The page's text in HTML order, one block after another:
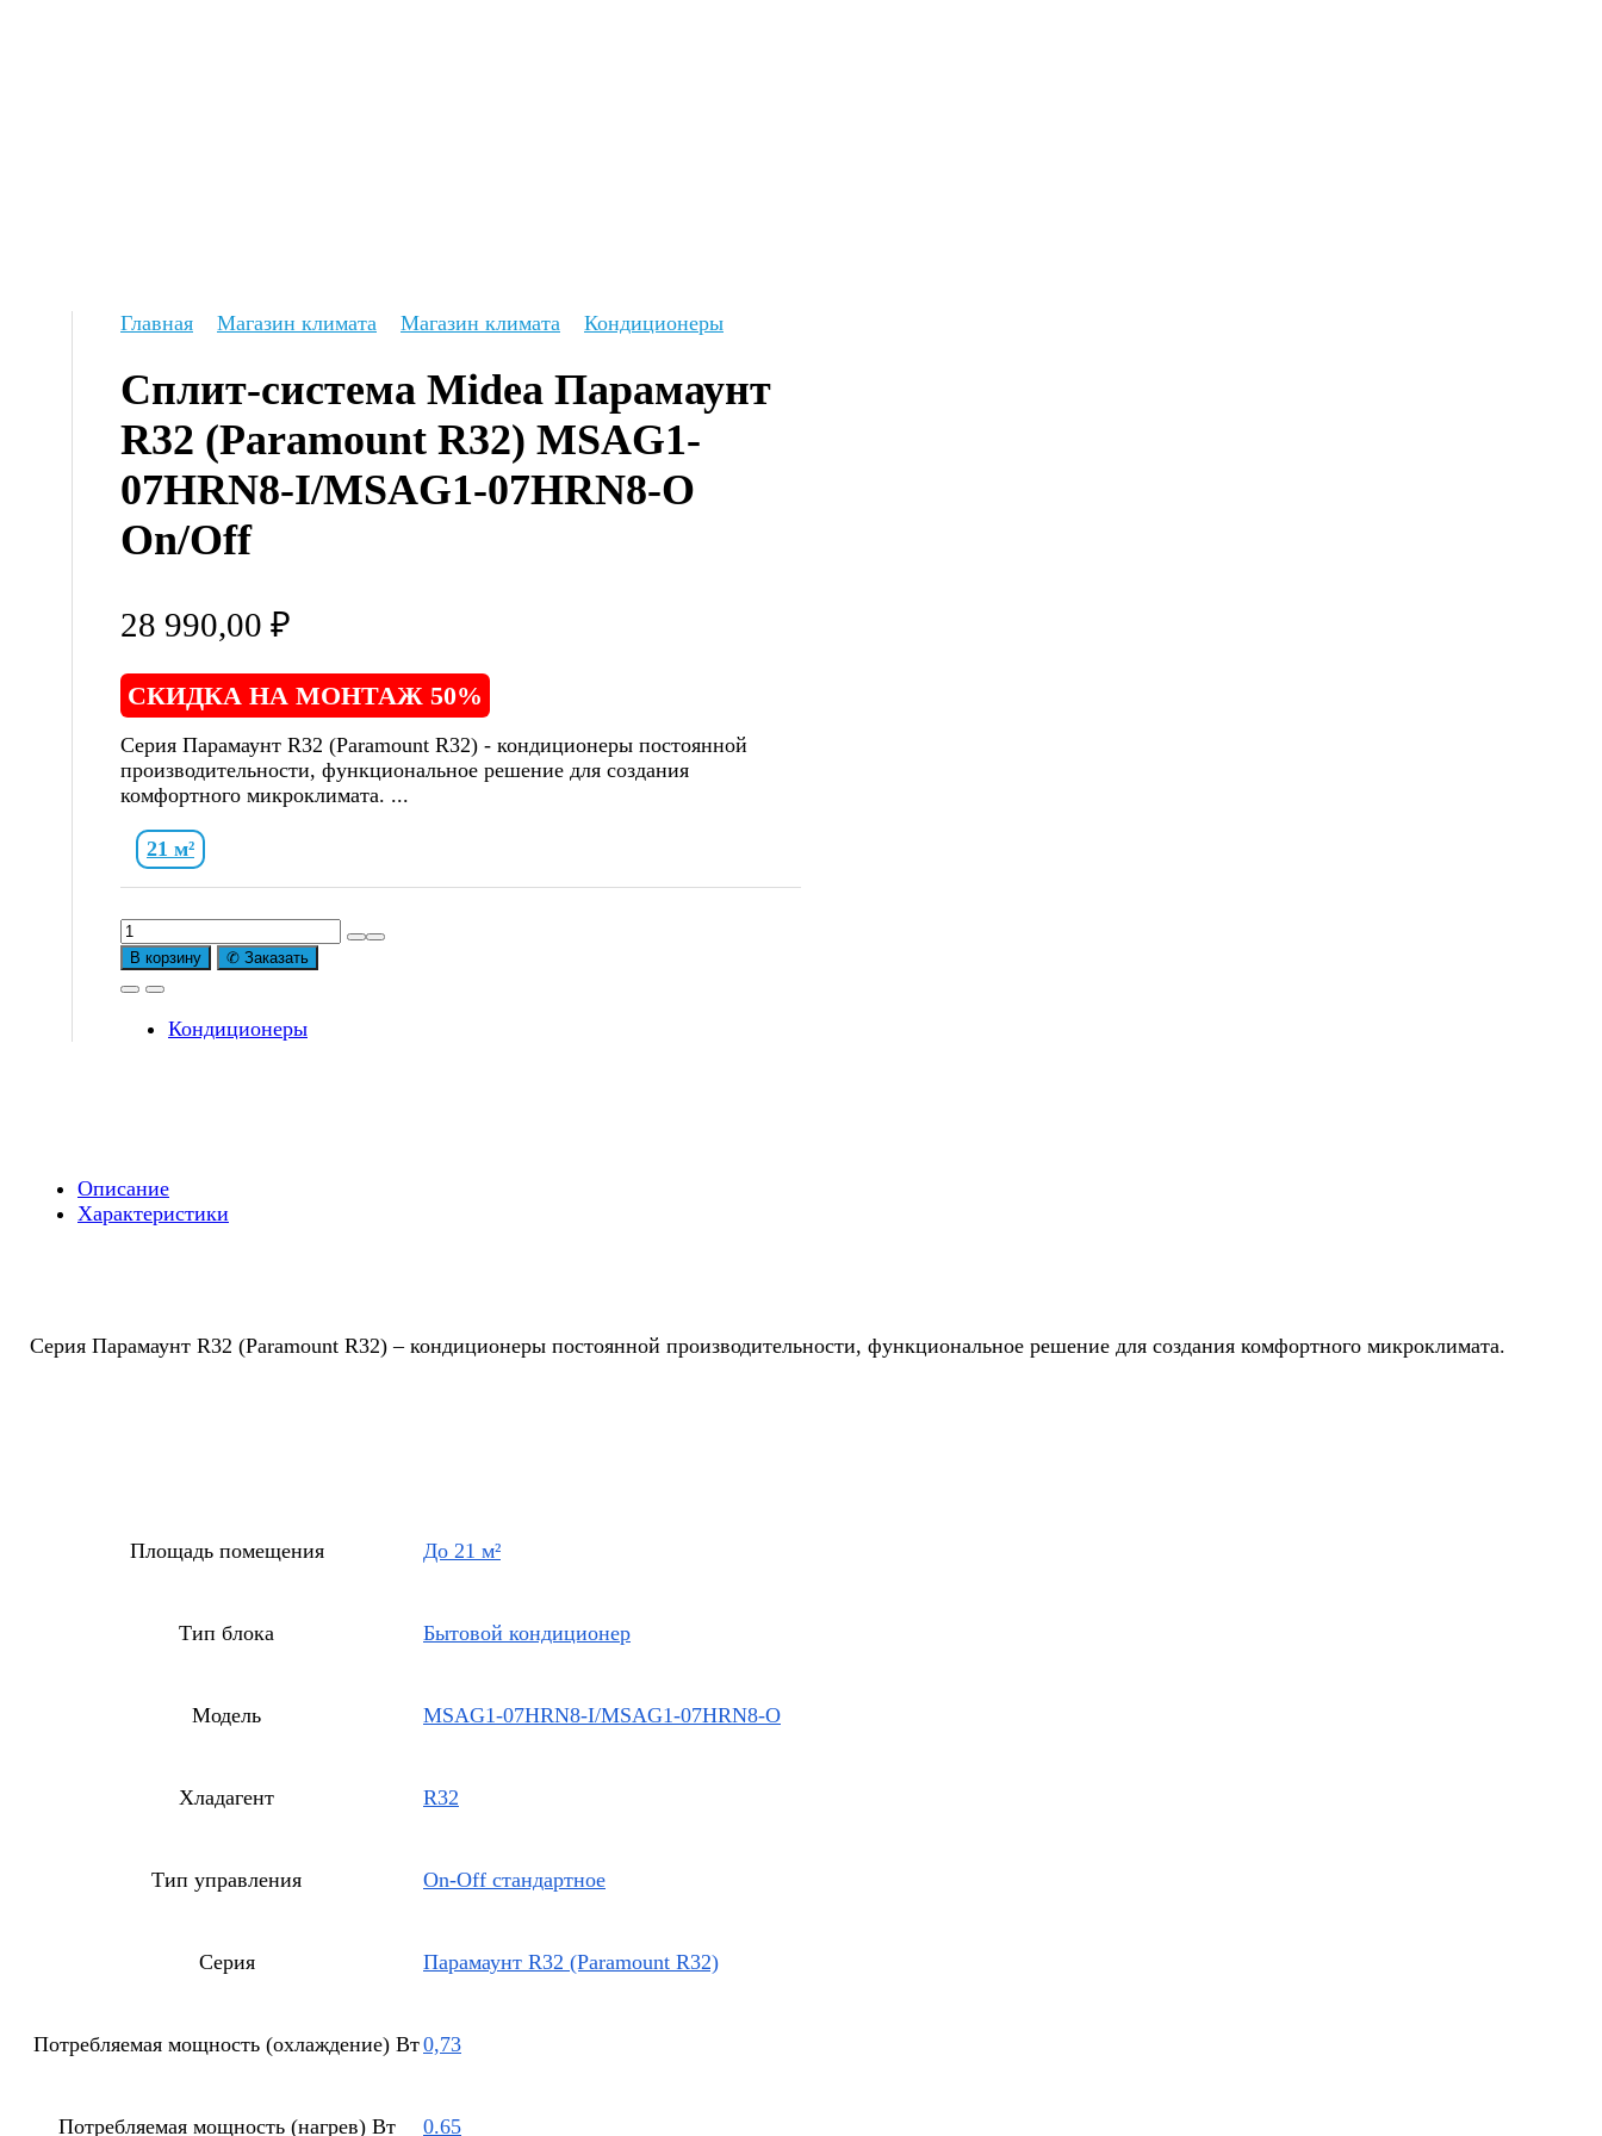
Главная Магазин климата Магазин климата Кондиционеры
Сплит-система Midea Парамаунт
R32 (Paramount R32) MSAG1-
07HRN8-I/MSAG1-07HRN8-O
On/Off
28 990,00 ₽
СКИДКА НА МОНТАЖ 50%
Серия Парамаунт R32 (Paramount R32) - кондиционеры постоянной
производительности, функциональное решение для создания
комфортного микроклимата. ...
21 м²
Количество
товара
Сплит-
Midea
I/MSAG1-
07HRN8-
В корзину ✆ Заказать
Кондиционеры
Описание
Характеристики
Серия Парамаунт R32 (Paramount R32) – кондиционеры постоянной производительности, функциональное решение для создания комфортного микроклимата.
Площадь помещения До 21 м²
Тип блока Бытовой кондиционер
Модель MSAG1-07HRN8-I/MSAG1-07HRN8-O
Хладагент R32
Тип управления On-Off стандартное
Серия Парамаунт R32 (Paramount R32)
Потребляемая мощность (охлаждение) Вт0,73
Потребляемая мощность (нагрев) Вт 0.65